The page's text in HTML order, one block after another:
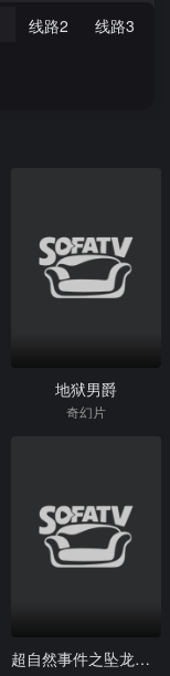
线路2 线路3
地狱男爵
奇幻片
超自然事件之坠龙事件